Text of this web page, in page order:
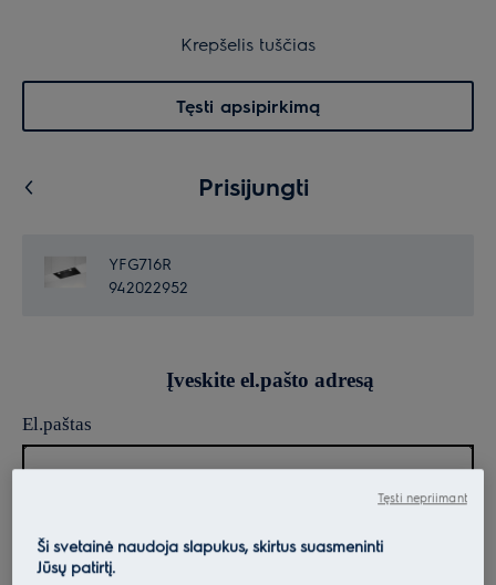
Menu 0
Krepšelis tuščias
Tęsti apsipirkimą
Prisijungti
YFG716R
942022952
Įveskite el.pašto adresą
El.paštas
Tęsdami sutinkate su mūsų sąlygomis.
Ši svetainė naudoja slapukus, skirtus suasmeninti
Jūsų patirtį.
Tęsti nepriimant